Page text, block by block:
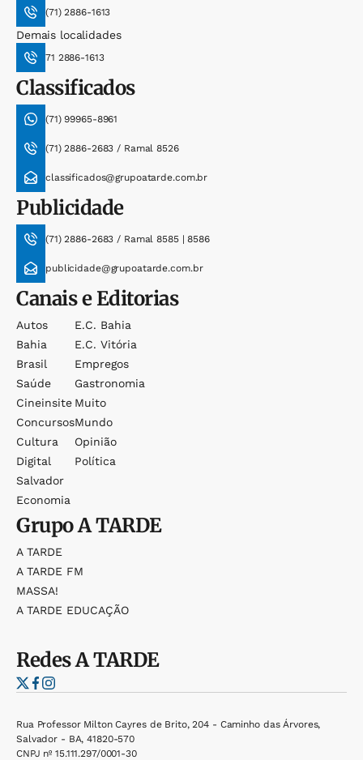
(71) 2886-1613
Demais localidades
71 2886-1613
Classificados
(71) 99965-8961
(71) 2886-2683 / Ramal 8526
classificados@grupoatarde.com.br
Publicidade
(71) 2886-2683 / Ramal 8585 | 8586
publicidade@grupoatarde.com.br
Canais e Editorias
Autos
Bahia
Brasil
Saúde
Cineinsite
Concursos
Cultura
Digital
Salvador
Economia
E.c. Bahia
E.c. Vitória
Empregos
Gastronomia
Muito
Mundo
Opinião
Política
GrupoA TARDE
A TARDE
A TARDE FM
MASSA!
A TARDE EDUCAÇÃO
RedesA TARDE
Rua Professor Milton Cayres de Brito, 204 - Caminho das Árvores,
Salvador - BA, 41820-570
CNPJ nº 15.111.297/0001-30